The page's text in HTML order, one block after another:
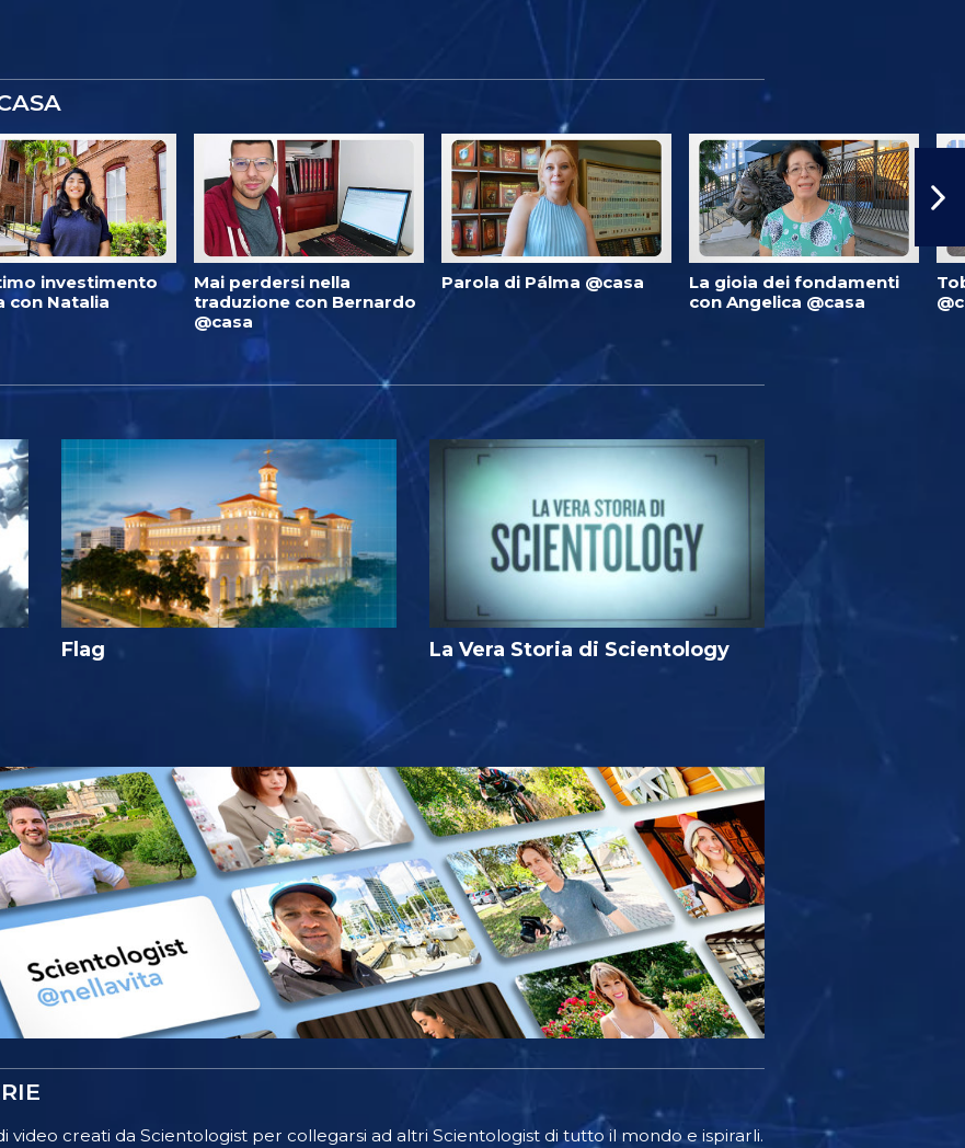
investimento
con Natalia
Mai perdersi nella
traduzione con Bernardo
@casa
Parola di Pálma @casa
La gioia dei fondamenti
con Angelica @casa
Flag La Vera Storia di Scientology
video creati da Scientologist per collegarsi ad altri Scientologist di tutto il mondo e ispirarli.